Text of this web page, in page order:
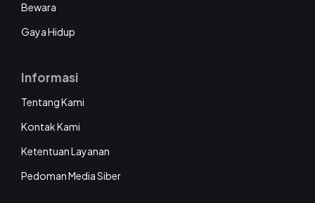
Bewara
Gaya Hidup
Informasi
Tentang Kami
Kontak Kami
Ketentuan Layanan
Pedoman Media Siber